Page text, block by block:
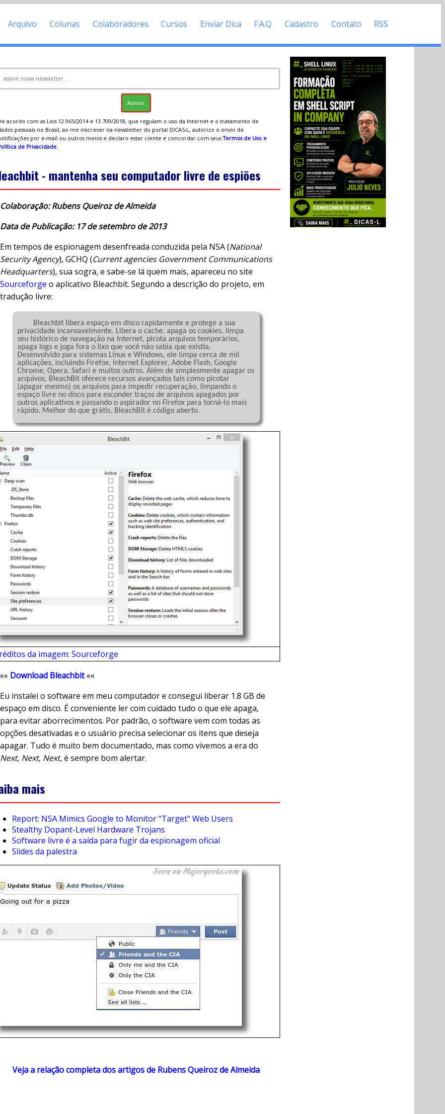
Arquivo Colunas Colaboradores Cursos Enviar Dica F.A.Q Cadastro Contato RSS
acordo com as Leis 12.965/2014 e 13.709/2018, que regulam o uso da Internet e o tratamento de
pessoais no Brasil, ao me inscrever na newsletter do portal DICAS-L, autorizo o envio de
por e-mail ou outros meios e declaro estar ciente e concordar com seusTermos de Uso e
de Privacidade.
- mantenha seu computador livre de espiões
Colaboração: Rubens Queiroz de Almeida
Data de Publicação: 17 de setembro de 2013
Em tempos de espionagem desenfreada conduzida pela NSA (National
Security Agency), GCHQ (Current agencies Government Communications
Headquarters), sua sogra, e sabe-se lá quem mais, apareceu no site
Sourceforge o aplicativo Bleachbit. Segundo a descrição do projeto, em
tradução livre:
privacidade incansavelmente. Libera o cache, apaga os cookies, limpa
seu histórico de navegação na Internet, picota arquivos temporários,
apaga logs e joga fora o lixo que você não sabia que existia.
Desenvolvido para sistemas Linux e Windows, ele limpa cerca de mil
aplicações, incluindo Firefox, Internet Explorer, Adobe Flash, Google
Chrome, Opera, Safari e muitos outros. Além de simplesmente apagar os
arquivos, BleachBit oferece recursos avançados tais como picotar
(apagar mesmo) os arquivos para impedir recuperação, limpando o
espaço livre no disco para esconder traços de arquivos apagados por
outros aplicativos e passando o aspirador no Firefox para torná-lo mais
rápido. Melhor do que grátis, BleachBit é código aberto.
da imagem: Sourceforge
»» Download Bleachbit««
Eu instalei o software em meu computador e consegui liberar 1.8 GB de
espaço em disco. É conveniente ler com cuidado tudo o que ele apaga,
para evitar aborrecimentos. Por padrão, o software vem com todas as
opções desativadas e o usuário precisa selecionar os itens que deseja
apagar. Tudo é muito bem documentado, mas como vivemos a era do
Next, Next, Next, é sempre bom alertar.
mais
Report: NSA Mimics Google to Monitor "Target" Web Users
Stealthy Dopant-Level Hardware Trojans
Software livre é a saída para fugir da espionagem oficial
Slides da palestra
Veja a relação completa dos artigos de Rubens Queiroz de Almeida